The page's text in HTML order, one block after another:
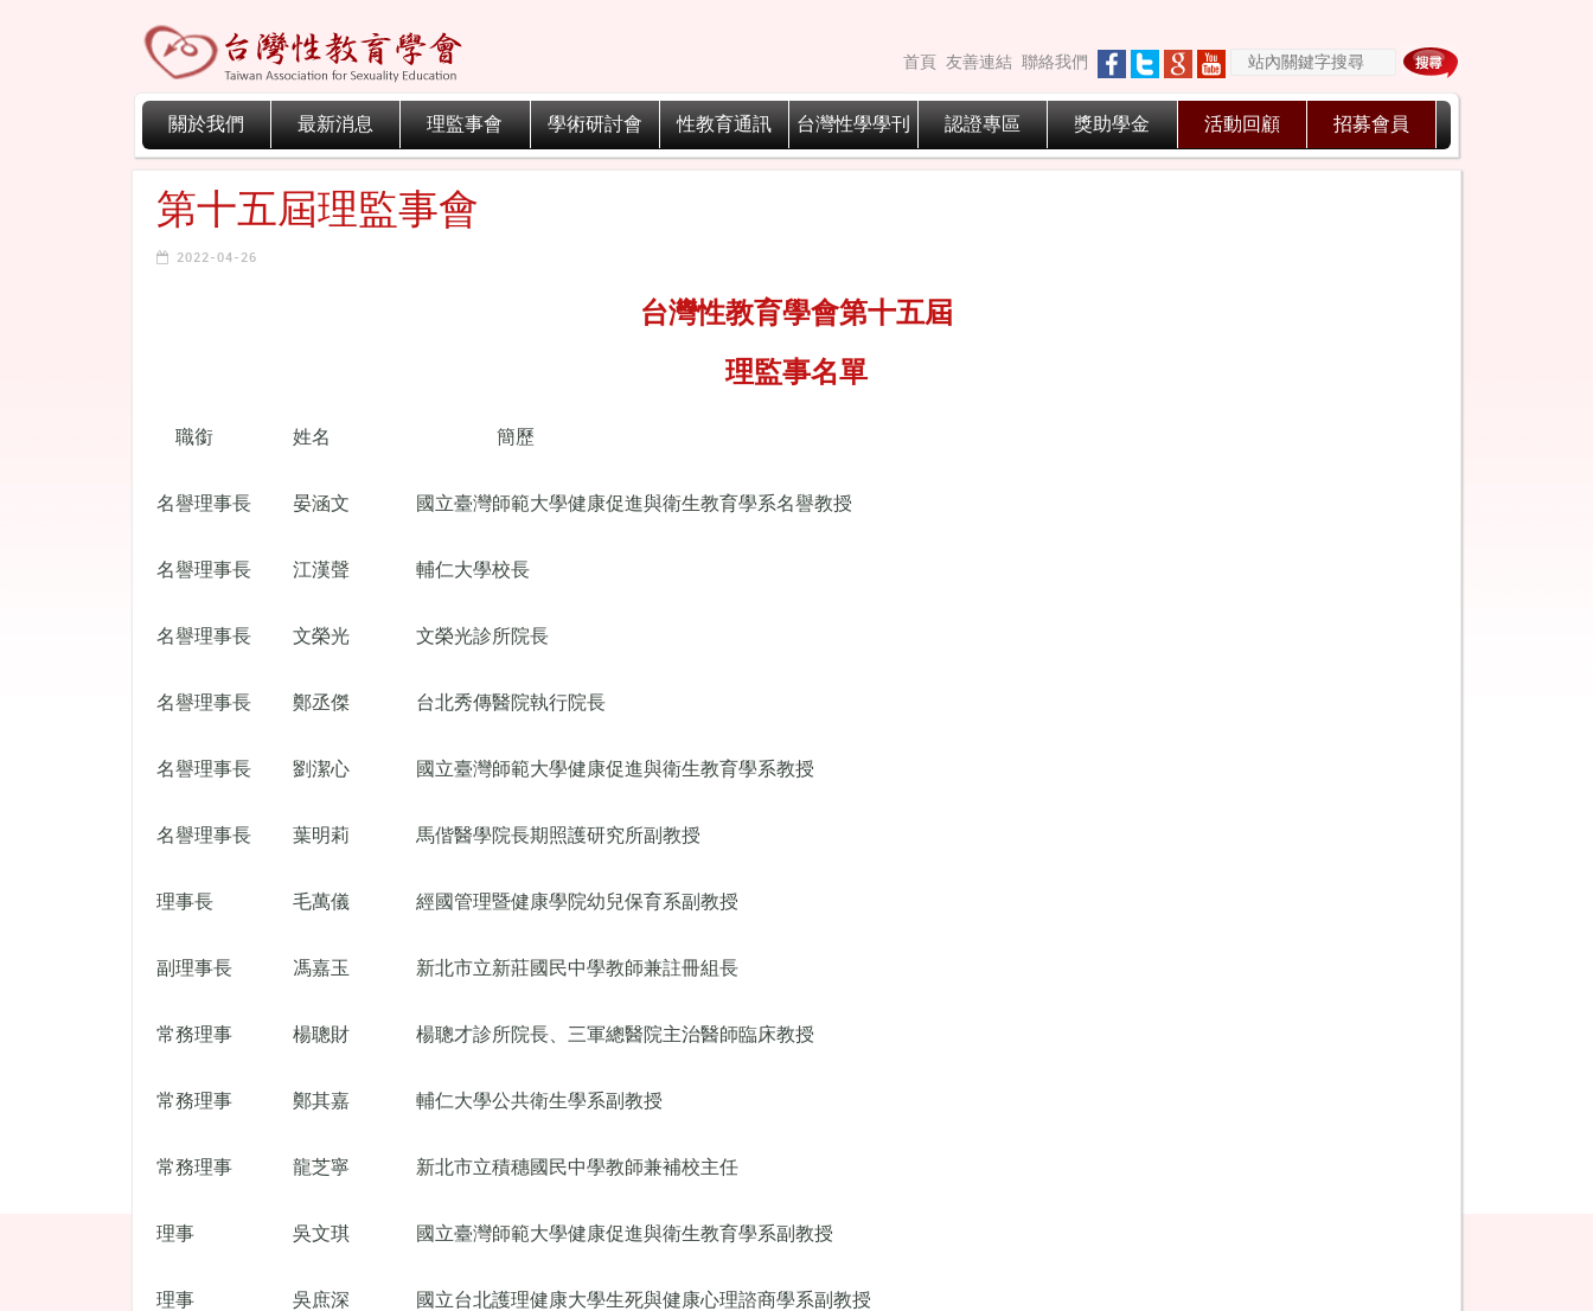
首頁 友善連結 聯絡我們
關於我們 最新消息 理監事會 學術研討會 性教育通訊 台灣性學學刊 認證專區 獎助學金 活動回顧 招募會員
第十五屆理監事會
2022-04-26
台灣性教育學會第十五屆
理監事名單
職銜 姓名 簡歷
名譽理事長 晏涵文 國立臺灣師範大學健康促進與衛生教育學系名譽教授
名譽理事長 江漢聲 輔仁大學校長
名譽理事長 文榮光 文榮光診所院長
名譽理事長 鄭丞傑 台北秀傳醫院執行院長
名譽理事長 劉潔心 國立臺灣師範大學健康促進與衛生教育學系教授
名譽理事長 葉明莉 馬偕醫學院長期照護研究所副教授
理事長 毛萬儀 經國管理暨健康學院幼兒保育系副教授
副理事長 馮嘉玉 新北市立新莊國民中學教師兼註冊組長
常務理事 楊聰財 楊聰才診所院長、三軍總醫院主治醫師臨床教授
常務理事 鄭其嘉 輔仁大學公共衛生學系副教授
常務理事 龍芝寧 新北市立積穗國民中學教師兼補校主任
理事 吳文琪 國立臺灣師範大學健康促進與衛生教育學系副教授
理事 吳庶深 國立台北護理健康大學生死與健康心理諮商學系副教授